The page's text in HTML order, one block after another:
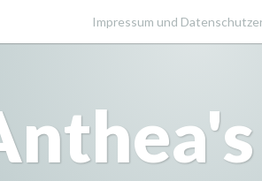
Impressum und